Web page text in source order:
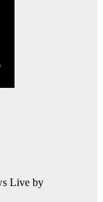
Live by